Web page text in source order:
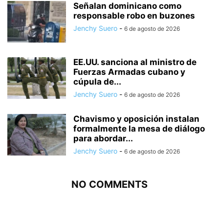
Señalan dominicano como
responsable robo en buzones
Jenchy Suero - 6 de agosto de 2026
EE.UU. sanciona al ministro de
Fuerzas Armadas cubano y
cúpula de...
Jenchy Suero - 6 de agosto de 2026
Chavismo y oposición instalan
formalmente la mesa de diálogo
para abordar...
Jenchy Suero - 6 de agosto de 2026
NO COMMENTS